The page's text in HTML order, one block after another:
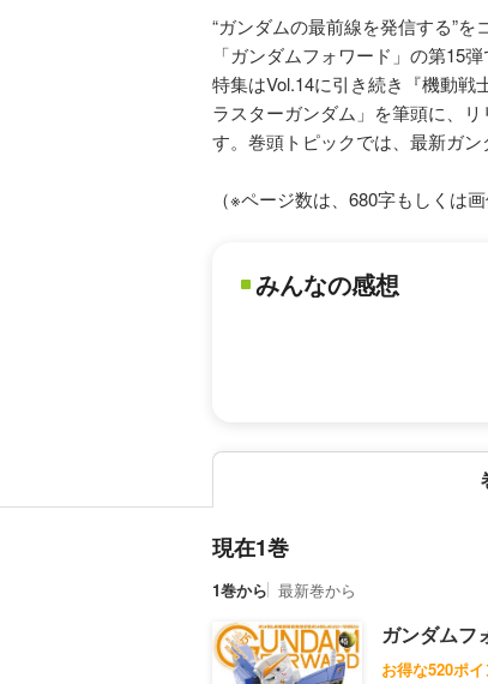
“ガンダムの最前線を発信する”
「ガンダムフォワード」の第15弾
特集はVol.14に引き続き『機動
ラスターガンダム」を筆頭に、
す。巻頭トピックでは、最新ガン
（※ページ数は、680字もしくは
みんなの感想
現在1巻
1巻から 最新巻から
ガンダムフ
お得な520ポ